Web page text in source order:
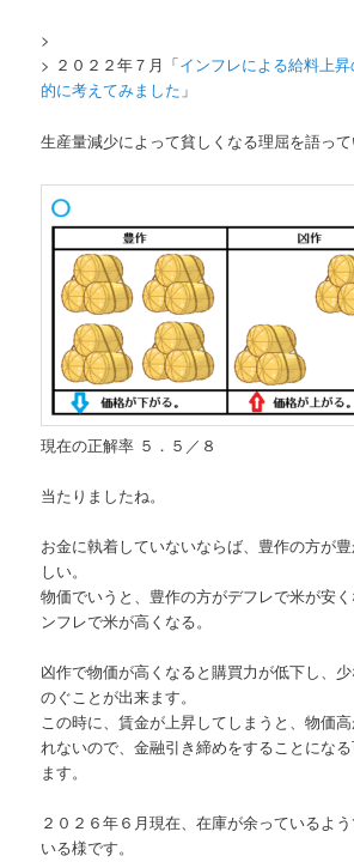
>
> ２０２２年７月「インフレによる給料上
的に考えてみました 」
生産量減少によって貧しくなる理屈を語って
現在の正解率 ５．５／８
当たりましたね。
お金に執着していないならば、豊作の方が
しい。
物価でいうと、豊作の方がデフレで米が安
ンフレで米が高くなる。
凶作で物価が高くなると購買力が低下し、
のぐことが出来ます。
この時に、賃金が上昇してしまうと、物価
れないので、金融引き締めをすることにな
ます。
２０２６年６月現在、在庫が余っているよ
いる様です。